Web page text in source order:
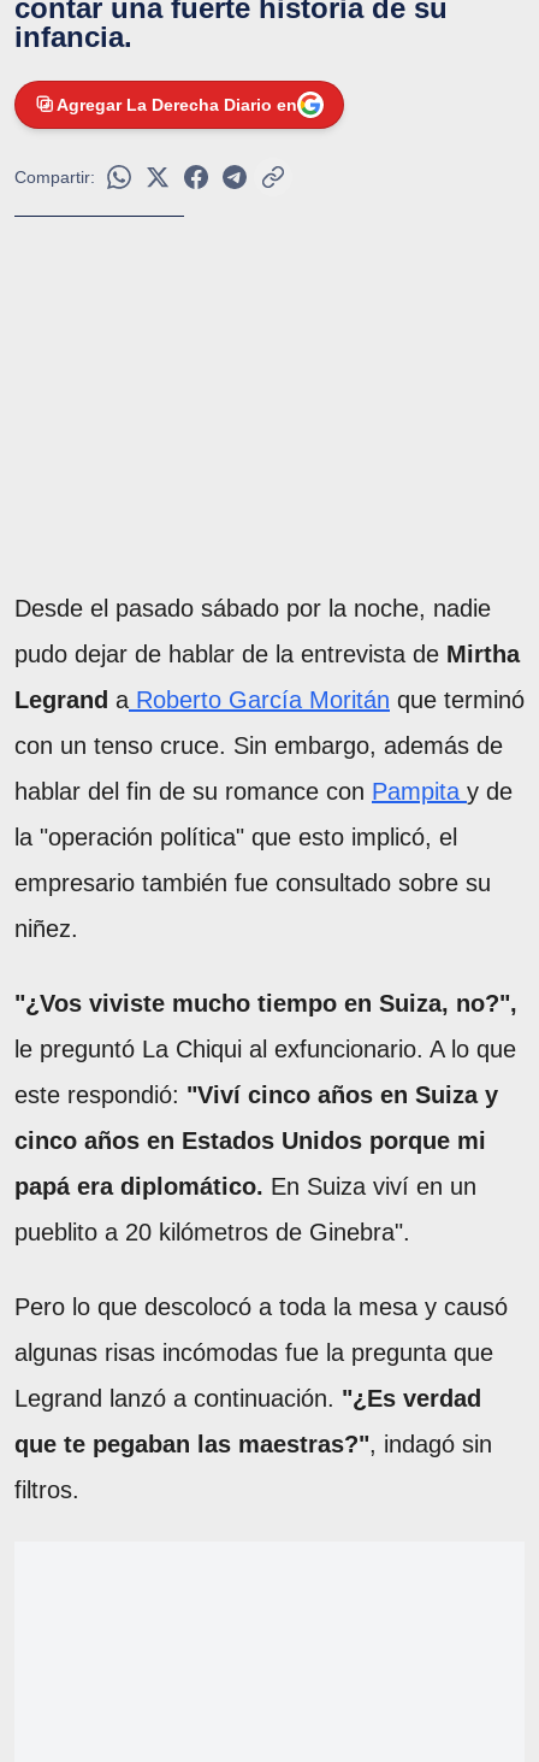
contar una fuerte historia de su
infancia.
Agregar La Derecha Diario en
Compartir:
Desde el pasado sábado por la noche, nadie
pudo dejar de hablar de la entrevista de Mirtha
Legrand a Roberto García Moritán que terminó
con un tenso cruce. Sin embargo, además de
hablar del fin de su romance con Pampita y de
la "operación política" que esto implicó, el
empresario también fue consultado sobre su
niñez.
"¿Vos viviste mucho tiempo en Suiza, no?",
le preguntó La Chiqui al exfuncionario. A lo que
este respondió: "Viví cinco años en Suiza y
cinco años en Estados Unidos porque mi
papá era diplomático. En Suiza viví en un
pueblito a 20 kilómetros de Ginebra".
Pero lo que descolocó a toda la mesa y causó
algunas risas incómodas fue la pregunta que
Legrand lanzó a continuación. "¿Es verdad
que te pegaban las maestras?", indagó sin
filtros.